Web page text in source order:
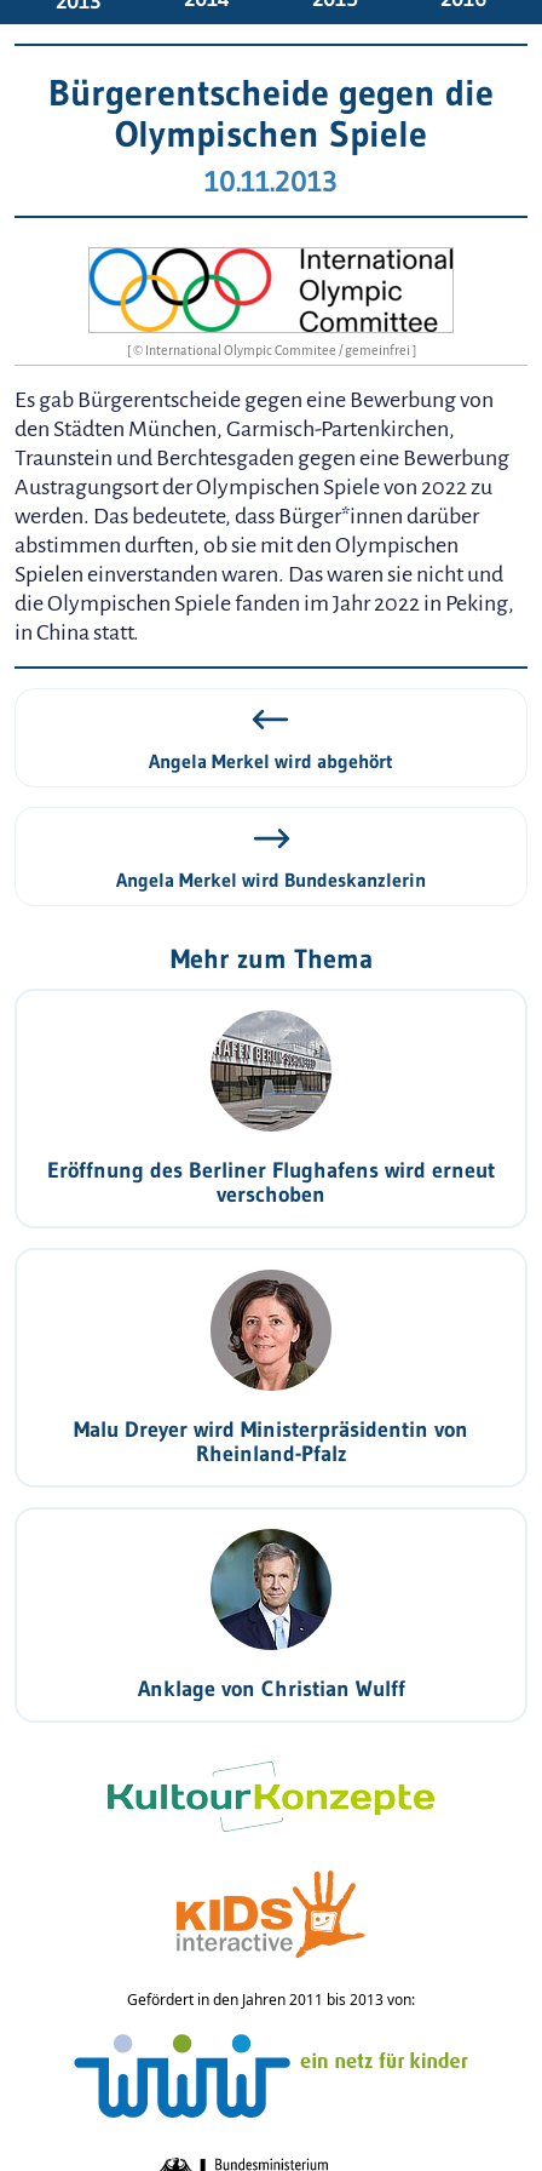
Bürgerentscheide gegen die
Olympischen Spiele
10.11.2013
[ © International Olympic Commitee / gemeinfrei ]
Es gab Bürgerentscheide gegen eine Bewerbung von
den Städten München, Garmisch-Partenkirchen,
Traunstein und Berchtesgaden gegen eine Bewerbung
Austragungsort der Olympischen Spiele von 2022 zu
werden. Das bedeutete, dass Bürger*innen darüber
abstimmen durften, ob sie mit den Olympischen
Spielen einverstanden waren. Das waren sie nicht und
die Olympischen Spiele fanden im Jahr 2022 in Peking,
in China statt.
Angela Merkel wird abgehört
Angela Merkel wird Bundeskanzlerin
Mehr zum Thema
Eröffnung des Berliner Flughafens wird erneut
verschoben
Malu Dreyer wird Ministerpräsidentin von
Rheinland-Pfalz
Anklage von Christian Wulff
Gefördert in den Jahren 2011 bis 2013 von: